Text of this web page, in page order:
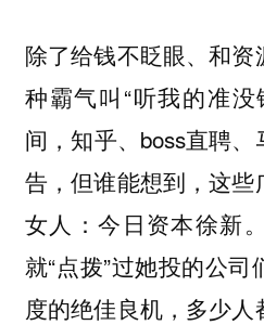
除了给钱不眨眼、和
种霸气叫“听我的准
间，知乎、boss直聘
告，但谁能想到，这
女人：今日资本徐新
就“点拨”过她投的公
度的绝佳良机，多少